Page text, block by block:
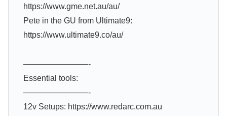
https://www.gme.net.au/au/
Pete in the GU from Ultimate9:
https://www.ultimate9.co/au/
————————-
Essential tools:
————————-
12v Setups: https://www.redarc.com.au